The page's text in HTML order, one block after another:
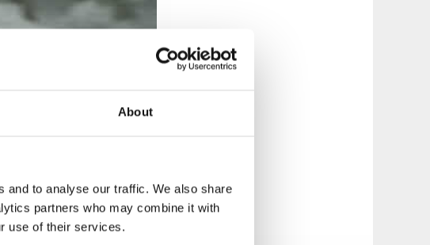
About
and to analyse our traffic. We also share
partners who may combine it with
use of their services.